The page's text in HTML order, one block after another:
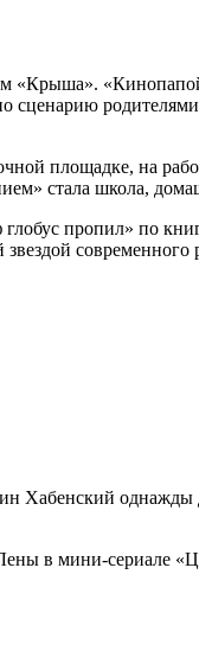
«Крыша».
сценарию
площадке, на
стала школа,
пропил» по
Хабенский однажды
в мини-сериале